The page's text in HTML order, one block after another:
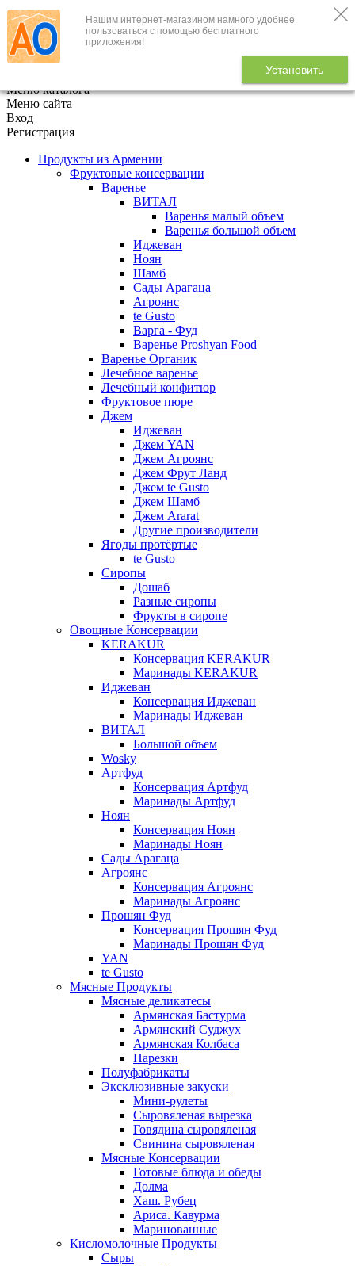
Нашим интернет-магазином намного удобнее
пользоваться с помощью бесплатного
приложения!
Установить
+7 (495) 646-888-1
В корзине
Меню каталога
Меню сайта
Вход
Регистрация
Продукты из Армении
Фруктовые консервации
Варенье
ВИТАЛ
Варенья малый объем
Варенья большой объем
Иджеван
Ноян
Шамб
Сады Арагаца
Агроянс
te Gusto
Варга - Фуд
Варенье Proshyan Food
Варенье Органик
Лечебное варенье
Лечебный конфитюр
Фруктовое пюре
Джем
Иджеван
Джем YAN
Джем Агроянс
Джем Фрут Ланд
Джем te Gusto
Джем Шамб
Джем Ararat
Другие производители
Ягоды протёртые
te Gusto
Сиропы
Дошаб
Разные сиропы
Фрукты в сиропе
Овощные Консервации
KERAKUR
Консервация KERAKUR
Маринады KERAKUR
Иджеван
Консервация Иджеван
Маринады Иджеван
ВИТАЛ
Большой объем
Wosky
Артфуд
Консервация Артфуд
Маринады Артфуд
Ноян
Консервация Ноян
Маринады Ноян
Сады Арагаца
Агроянс
Консервация Агроянс
Маринады Агроянс
Прошян Фуд
Консервация Прошян Фуд
Маринады Прошян Фуд
YAN
te Gusto
Мясные Продукты
Мясные деликатесы
Армянская Бастурма
Армянский Суджух
Армянская Колбаса
Нарезки
Полуфабрикаты
Эксклюзивные закуски
Мини-рулеты
Сыровяленая вырезка
Говядина сыровяленая
Свинина сыровяленая
Мясные Консервации
Готовые блюда и обеды
Долма
Хаш. Рубец
Ариса. Кавурма
Маринованные
Кисломолочные Продукты
Сыры